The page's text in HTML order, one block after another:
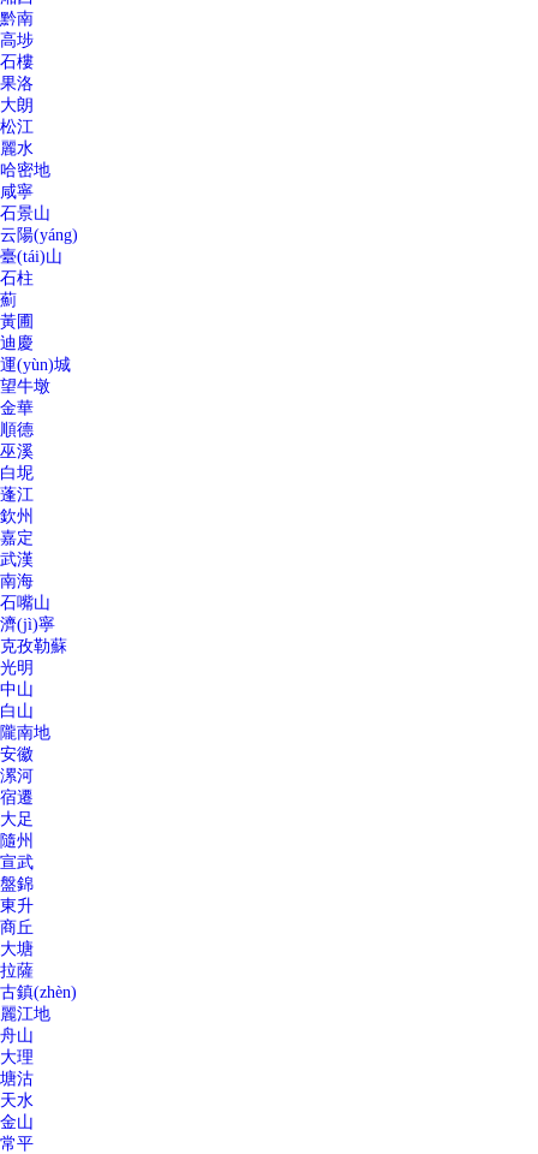
黔南
高埗
石樓
果洛
大朗
松江
麗水
哈密地
咸寧
石景山
云陽(yáng)
臺(tái)山
石柱
薊
黃圃
迪慶
運(yùn)城
望牛墩
金華
順德
巫溪
白坭
蓬江
欽州
嘉定
武漢
南海
石嘴山
濟(jì)寧
克孜勒蘇
光明
中山
白山
隴南地
安徽
漯河
宿遷
大足
隨州
宣武
盤錦
東升
商丘
大塘
拉薩
古鎮(zhèn)
麗江地
舟山
大理
塘沽
天水
金山
常平